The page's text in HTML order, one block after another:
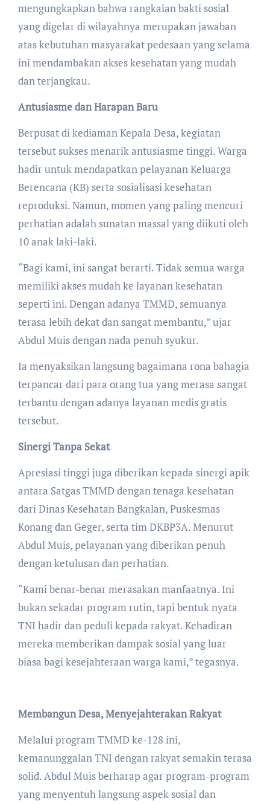
mengungkapkan bahwa rangkaian bakti sosial
yang digelar di wilayahnya merupakan jawaban
atas kebutuhan masyarakat pedesaan yang selama
ini mendambakan akses kesehatan yang mudah
dan terjangkau.
Antusiasme dan Harapan Baru
Berpusat di kediaman Kepala Desa, kegiatan
tersebut sukses menarik antusiasme tinggi. Warga
hadir untuk mendapatkan pelayanan Keluarga
Berencana (KB) serta sosialisasi kesehatan
reproduksi. Namun, momen yang paling mencuri
perhatian adalah sunatan massal yang diikuti oleh
10 anak laki-laki.
​“Bagi kami, ini sangat berarti. Tidak semua warga
memiliki akses mudah ke layanan kesehatan
seperti ini. Dengan adanya TMMD, semuanya
terasa lebih dekat dan sangat membantu,” ujar
Abdul Muis dengan nada penuh syukur.
​Ia menyaksikan langsung bagaimana rona bahagia
terpancar dari para orang tua yang merasa sangat
terbantu dengan adanya layanan medis gratis
tersebut.
Sinergi Tanpa Sekat
Apresiasi tinggi juga diberikan kepada sinergi apik
antara Satgas TMMD dengan tenaga kesehatan
dari Dinas Kesehatan Bangkalan, Puskesmas
Konang dan Geger, serta tim DKBP3A. Menurut
Abdul Muis, pelayanan yang diberikan penuh
dengan ketulusan dan perhatian.
​“Kami benar-benar merasakan manfaatnya. Ini
bukan sekadar program rutin, tapi bentuk nyata
TNI hadir dan peduli kepada rakyat. Kehadiran
mereka memberikan dampak sosial yang luar
biasa bagi kesejahteraan warga kami,” tegasnya.
Membangun Desa, Menyejahterakan Rakyat
Melalui program TMMD ke-128 ini,
kemanunggalan TNI dengan rakyat semakin terasa
solid. Abdul Muis berharap agar program-program
yang menyentuh langsung aspek sosial dan